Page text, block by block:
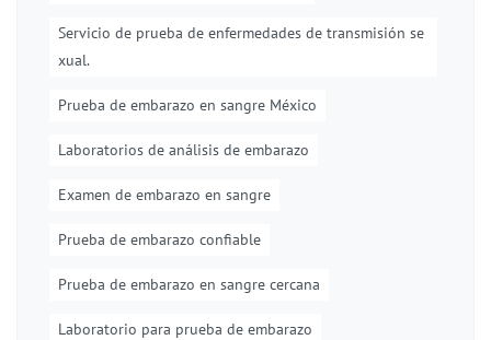
Servicio de prueba de enfermedades de transmisión se
xual.
Prueba de embarazo en sangre México
Laboratorios de análisis de embarazo
Examen de embarazo en sangre
Prueba de embarazo confiable
Prueba de embarazo en sangre cercana
Laboratorio para prueba de embarazo